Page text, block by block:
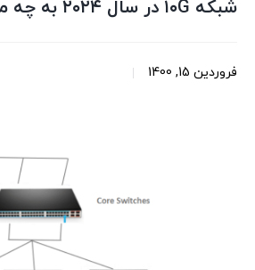
شبکه ۱۰G در سال ۲۰۲۴ به چه معناست؟
فروردین 15, 1400